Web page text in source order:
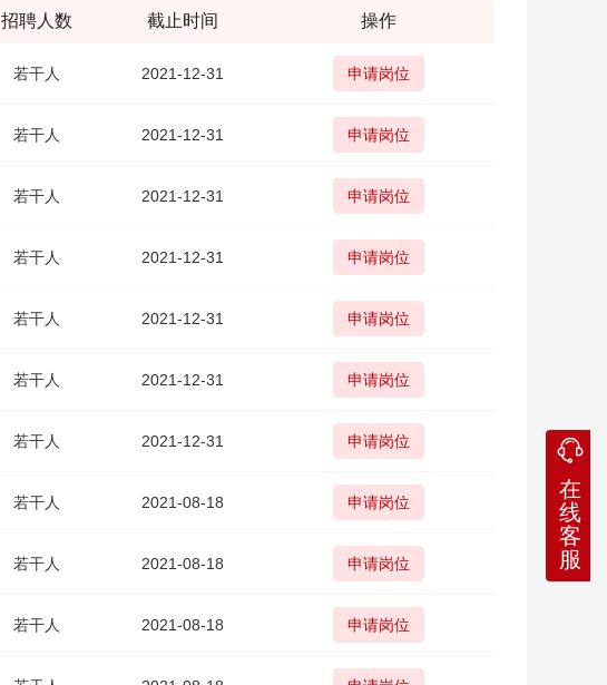
招聘人数 截止时间 操作
若干人 2021-12-31 申请岗位
若干人 2021-12-31 申请岗位
若干人 2021-12-31 申请岗位
若干人 2021-12-31 申请岗位
若干人 2021-12-31 申请岗位
若干人 2021-12-31 申请岗位
若干人 2021-12-31 申请岗位
若干人 2021-08-18 申请岗位
若干人 2021-08-18 申请岗位
若干人 2021-08-18 申请岗位
在
线
客
服